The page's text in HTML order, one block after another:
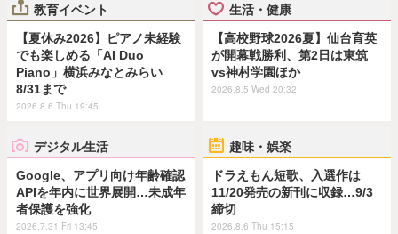
教育イベント
【夏休み2026】ピアノ未経験
でも楽しめる「AI Duo
Piano」横浜みなとみらい
8/31まで
2026.8.6 Thu 19:45
生活・健康
【高校野球2026夏】仙台育英
が開幕戦勝利、第2日は東筑
vs神村学園ほか
2026.8.5 Wed 20:32
デジタル生活
Google、アプリ向け年齢確認
APIを年内に世界展開…未成年
者保護を強化
2026.7.31 Fri 13:45
趣味・娯楽
ドラえもん短歌、入選作は
11/20発売の新刊に収録…9/3
締切
2026.8.6 Thu 15:15